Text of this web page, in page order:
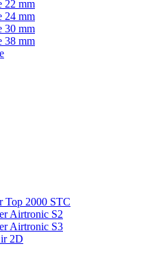
22 mm
24 mm
30 mm
38 mm
Top 2000 STC
Airtronic S2
Airtronic S3
2D